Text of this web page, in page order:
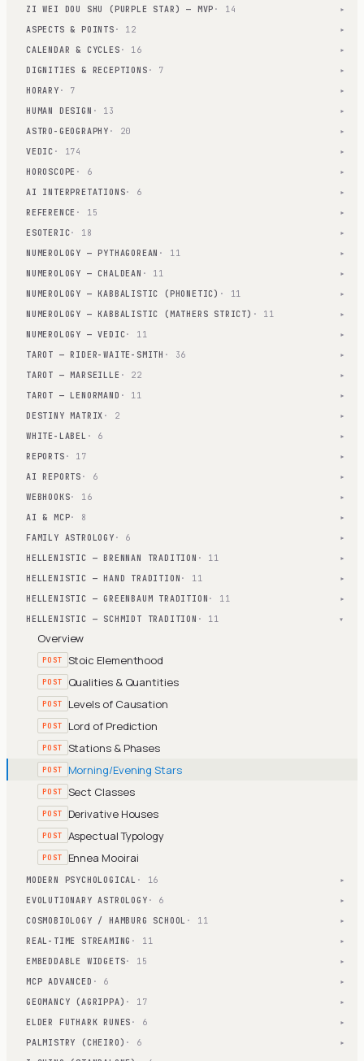
ZI WEI DOU SHU (PURPLE STAR) — MVP · 14 ▾
ASPECTS & POINTS · 12 ▾
CALENDAR & CYCLES · 16 ▾
DIGNITIES & RECEPTIONS · 7 ▾
HORARY · 7 ▾
HUMAN DESIGN · 13 ▾
ASTRO-GEOGRAPHY · 20 ▾
VEDIC · 174 ▾
HOROSCOPE · 6 ▾
AI INTERPRETATIONS· 6 ▾
REFERENCE · 15 ▾
ESOTERIC· 18 ▾
NUMEROLOGY — PYTHAGOREAN · 11 ▾
NUMEROLOGY — CHALDEAN · 11 ▾
NUMEROLOGY — KABBALISTIC (PHONETIC) · 11 ▾
NUMEROLOGY — KABBALISTIC (MATHERS STRICT) · 11 ▾
NUMEROLOGY — VEDIC· 11 ▾
TAROT — RIDER-WAITE-SMITH · 36 ▾
TAROT — MARSEILLE · 22 ▾
TAROT — LENORMAND · 11 ▾
DESTINY MATRIX · 2 ▾
WHITE-LABEL · 6 ▾
REPORTS · 17 ▾
AI REPORTS · 6 ▾
WEBHOOKS· 16 ▾
AI & MCP· 8 ▾
FAMILY ASTROLOGY · 6 ▾
HELLENISTIC — BRENNAN TRADITION · 11 ▾
HELLENISTIC — HAND TRADITION · 11 ▾
HELLENISTIC — GREENBAUM TRADITION · 11 ▾
HELLENISTIC — SCHMIDT TRADITION · 11 ▾
Overview
POST Stoic Elementhood
POST Qualities & Quantities
POST Levels of Causation
POST Lord of Prediction
POST Stations & Phases
POST Morning/Evening Stars
POST Sect Classes
POST Derivative Houses
POST Aspectual Typology
POST Ennea Mooirai
MODERN PSYCHOLOGICAL · 16 ▾
EVOLUTIONARY ASTROLOGY · 6 ▾
COSMOBIOLOGY / HAMBURG SCHOOL · 11 ▾
REAL-TIME STREAMING · 11 ▾
EMBEDDABLE WIDGETS· 15 ▾
MCP ADVANCED · 6 ▾
GEOMANCY (AGRIPPA) · 17 ▾
ELDER FUTHARK RUNES · 6 ▾
PALMISTRY (CHEIRO) · 6 ▾